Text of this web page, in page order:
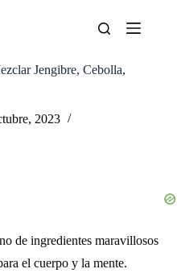
Jengibre, Cebolla,
2023
de ingredientes maravillosos
el cuerpo y la mente.